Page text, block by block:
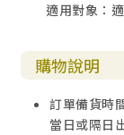
適用對象：
購物說明
訂單備貨時
當日或隔日